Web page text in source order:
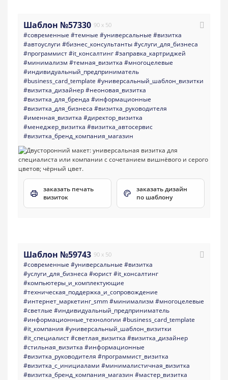
Шаблон №57330 90 x 50
#современные #темные #универсальные #визитка
#автоуслуги #бизнес_консультанты#услуги_для_бизнеса
#программист#it_консалтинг#заправка_картриджей
#минимализм #темная_визитка #многоцелевые
#индивидуальный_предприниматель
#business_card_template #универсальный_шаблон_визитки
#визитка_дизайнер#неоновая_визитка
#визитка_для_бренда #информационные
#визитка_для_бизнеса #визитка_руководителя
#именная_визитка #директор_визитка
#менеджер_визитка #визитка_автосервис
#визитка_бренд_компания_магазин
заказать печать
визиток
заказать дизайн
по шаблону
Шаблон №59743 90 x 50
#современные #универсальные #визитка
#услуги_для_бизнеса #юрист#it_консалтинг
#компьютеры_и_комплектующие
#техническая_поддержка_и_сопровождение
#интернет_маркетинг_smm#минимализм #многоцелевые
#светлые #индивидуальный_предприниматель
#информационные_технологии #business_card_template
#it_компания #универсальный_шаблон_визитки
#it_специалист#светлая_визитка #визитка_дизайнер
#стильная_визитка #информационные
#визитка_руководителя #программист_визитка
#визитка_с_инициалами #минималистичная_визитка
#визитка_бренд_компания_магазин #мастер_визитка